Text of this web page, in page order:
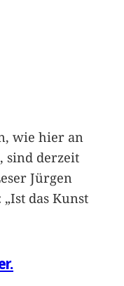
wie hier an
sind derzeit
Jürgen
das Kunst